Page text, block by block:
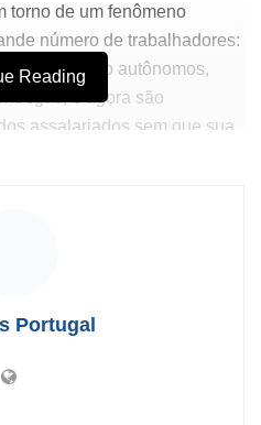
torno de um fenômeno
número de trabalhadores:
como autônomos,
e agora são
assalariados sem que sua
em casos de demissão.
a capacidade dos
Reading
Portugal